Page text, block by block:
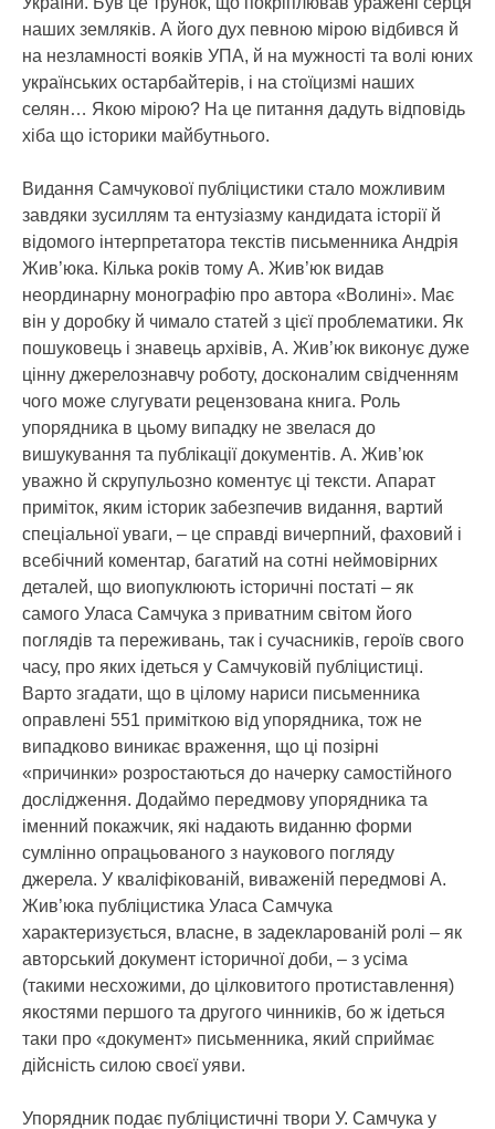
наших земляків. А його дух певною мірою відбився й
на незламності вояків УПА, й на мужності та волі юних
українських остарбайтерів, і на стоїцизмі наших
селян… Якою мірою? На це питання дадуть відповідь
хіба що історики майбутнього.
Видання Самчукової публіцистики стало можливим
завдяки зусиллям та ентузіазму кандидата історії й
відомого інтерпретатора текстів письменника Андрія
Жив’юка. Кілька років тому А. Жив’юк видав
неординарну монографію про автора «Волині». Має
він у доробку й чимало статей з цієї проблематики. Як
пошуковець і знавець архівів, А. Жив’юк виконує дуже
цінну джерелознавчу роботу, досконалим свідченням
чого може слугувати рецензована книга. Роль
упорядника в цьому випадку не звелася до
вишукування та публікації документів. А. Жив’юк
уважно й скрупульозно коментує ці тексти. Апарат
приміток, яким історик забезпечив видання, вартий
спеціальної уваги, – це справді вичерпний, фаховий і
всебічний коментар, багатий на сотні неймовірних
деталей, що виопуклюють історичні постаті – як
самого Уласа Самчука з приватним світом його
поглядів та переживань, так і сучасників, героїв свого
часу, про яких ідеться у Самчуковій публіцистиці.
Варто згадати, що в цілому нариси письменника
оправлені 551 приміткою від упорядника, тож не
випадково виникає враження, що ці позірні
«причинки» розростаються до начерку самостійного
дослідження. Додаймо передмову упорядника та
іменний покажчик, які надають виданню форми
сумлінно опрацьованого з наукового погляду
джерела. У кваліфікованій, виваженій передмові А.
Жив’юка публіцистика Уласа Самчука
характеризується, власне, в задекларованій ролі – як
авторський документ історичної доби, – з усіма
(такими несхожими, до цілковитого протиставлення)
якостями першого та другого чинників, бо ж ідеться
таки про «документ» письменника, який сприймає
дійсність силою своєї уяви.
Упорядник подає публіцистичні твори У. Самчука у